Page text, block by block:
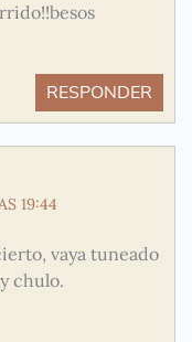
RESPONDER
19:44
vaya tuneado
chulo.